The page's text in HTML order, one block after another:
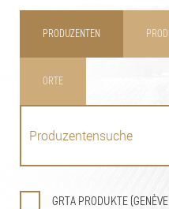
PRODUZENTEN
ORTE
GRTA PRODUKTE